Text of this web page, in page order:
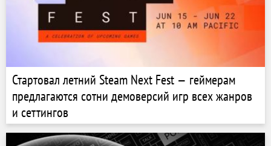
Стартовал летний Steam Next Fest — геймерам
предлагаются сотни демоверсий игр всех жанров
и сеттингов